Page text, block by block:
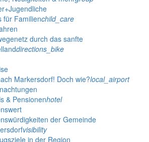
für Familienchild_care
durch das sanfte
directions_bike
Markersdorf! Doch wie?local_airport
& Pensionenhotel
der Gemeinde
visibility
in der Region